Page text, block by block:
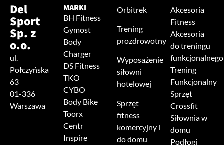
Del
Sport
Sp. z
o.o.
ul.
Połczyńska
63
01-336
Warszawa
MARKI
BH Fitness
Gymost
Body
Charger
DS Fitness
TKO
CYBO
Body Bike
Toorx
Centr
Inspire
Orbitrek
Trening
prozdrowotny
Wyposażenie
siłowni
hotelowej
Sprzęt
fitness
komercyjny i
do domu
Akcesoria
Fitness
Akcesoria
do treningu
funkcjonalnego
Trening
Funkcjonalny
Sprzęt
Crossfit
Siłownia w
domu
Podłogi